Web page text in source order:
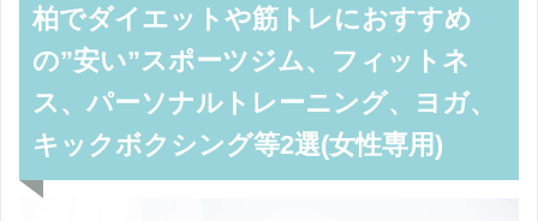
柏でダイエットや筋トレにおすすめ
の”安い”スポーツジム、フィットネ
ス、パーソナルトレーニング、ヨガ、
キックボクシング等2選(女性専用)